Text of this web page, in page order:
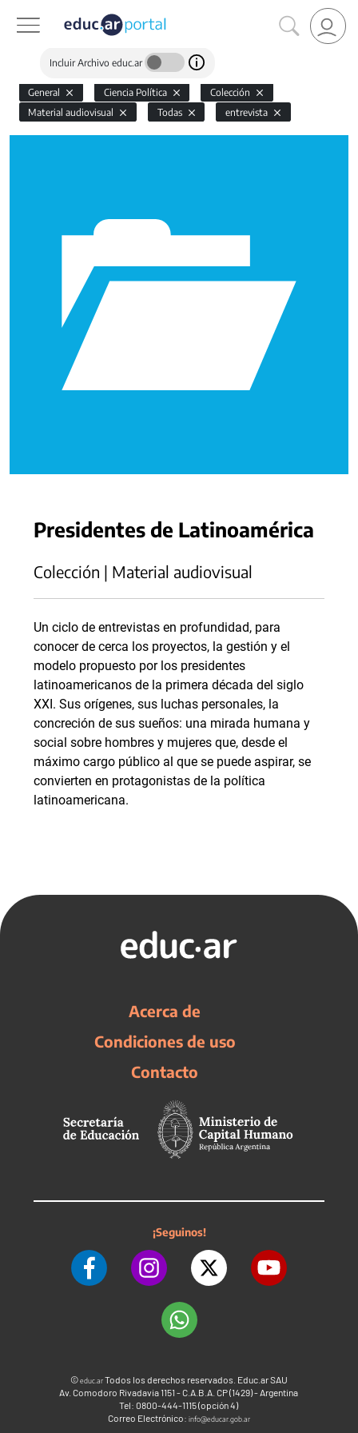
Incluir Archivo educ.ar
General Ciencia Política
Colección
Material audiovisual
Todas entrevista
Presidentes de Latinoamérica
Colección | Material audiovisual
Un ciclo de entrevistas en profundidad, para
conocer de cerca los proyectos, la gestión y el
modelo propuesto por los presidentes
latinoamericanos de la primera década del siglo
XXI. Sus orígenes, sus luchas personales, la
concreción de sus sueños: una mirada humana y
social sobre hombres y mujeres que, desde el
máximo cargo público al que se puede aspirar, se
convierten en protagonistas de la política
latinoamericana.
Acerca de
Condiciones de uso
Contacto
¡Seguinos!
©educ.arTodos los derechos reservados. Educ.ar SAU
Av. Comodoro Rivadavia 1151 - C.A.B.A. CP (1429) - Argentina
Tel: 0800-444-1115 (opción 4)
Correo Electrónico: info@educar.gob.ar